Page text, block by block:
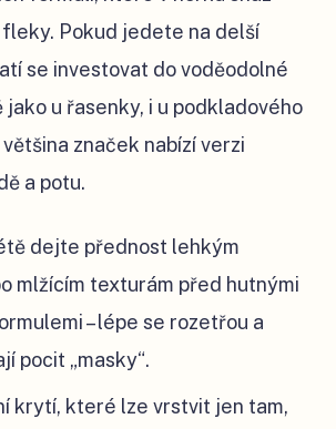
Pokud jedete na delší
se investovat do voděodolné
jako u řasenky, i u podkladového
značek nabízí verzi
a potu.
dejte přednost lehkým
mlžícím texturám před hutnými
– lépe se rozetřou a
pocit „masky“.
krytí, které lze vrstvit jen tam,